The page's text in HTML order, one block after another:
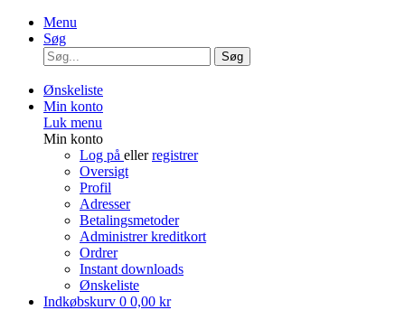
Menu
Søg
Søg
Ønskeliste
Min konto
Luk menu
Min konto
Log på ellerregistrer
Oversigt
Profil
Adresser
Betalingsmetoder
Administrer kreditkort
Ordrer
Instant downloads
Ønskeliste
Indkøbskurv 0 0,00 kr